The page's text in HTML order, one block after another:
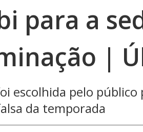
para a
|
escolhida pelo público
da temporada